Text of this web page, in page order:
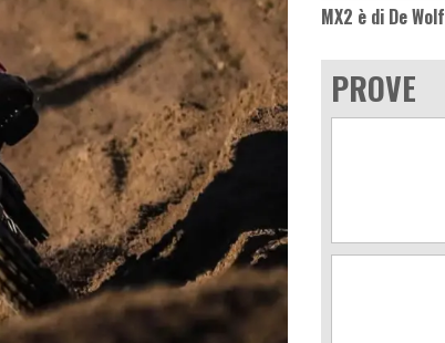
MX2 è di De Wolf
PROVE